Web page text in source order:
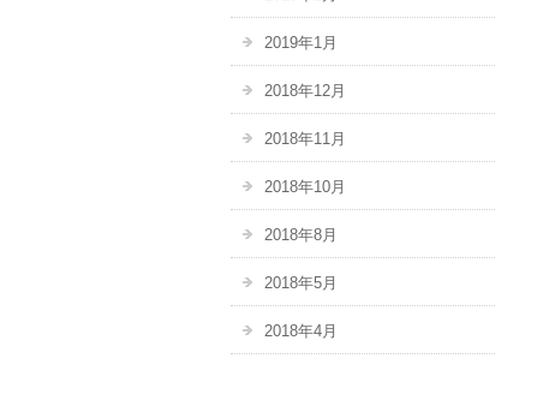
2019年1月
2018年12月
2018年11月
2018年10月
2018年8月
2018年5月
2018年4月